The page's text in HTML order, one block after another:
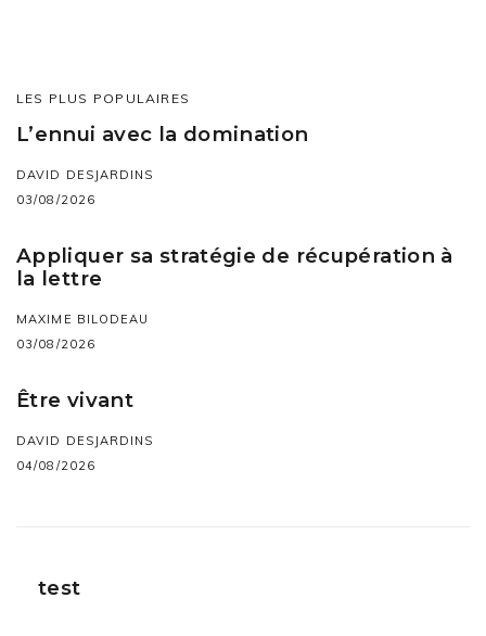
LES PLUS POPULAIRES
L’ennui avec la domination
DAVID DESJARDINS
03/08/2026
Appliquer sa stratégie de récupération à
la lettre
MAXIME BILODEAU
03/08/2026
Être vivant
DAVID DESJARDINS
04/08/2026
test